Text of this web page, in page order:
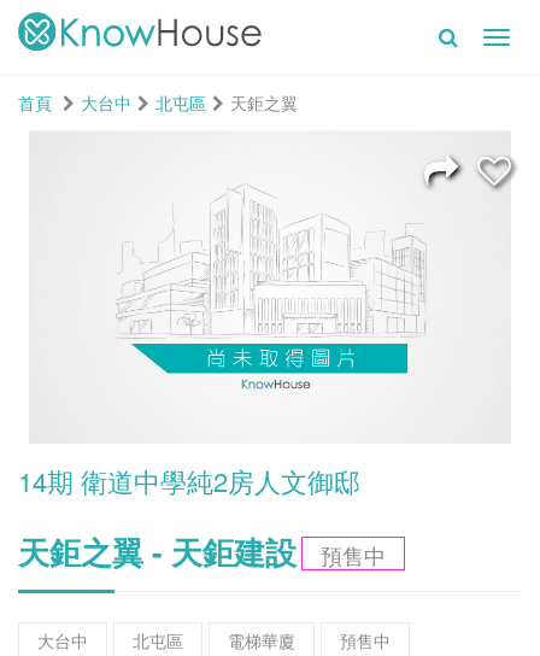
首頁
大台中 北屯區 天鉅之翼
14期 衛道中學純2房人文御邸
天鉅之翼 - 天鉅建設 預售中
大台中 北屯區 電梯華廈
預售中